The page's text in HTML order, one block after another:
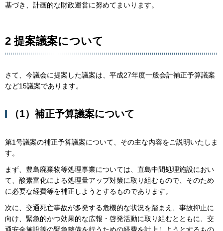
基づき、計画的な財政運営に努めてまいります。
2 提案議案について
さて、今議会に提案した議案は、平成27年度一般会計補正予算議案
など15議案であります。
（1）補正予算議案について
第1号議案の補正予算議案について、その主な内容をご説明いたしま
す。
まず、豊島廃棄物等処理事業については、直島中間処理施設におい
て、酸素富化による処理量アップ対策に取り組むもので、そのため
に必要な経費等を補正しようとするものであります。
次に、交通死亡事故が多発する危機的な状況を踏まえ、事故抑止に
向け、緊急的かつ効果的な広報・啓発活動に取り組むとともに、交